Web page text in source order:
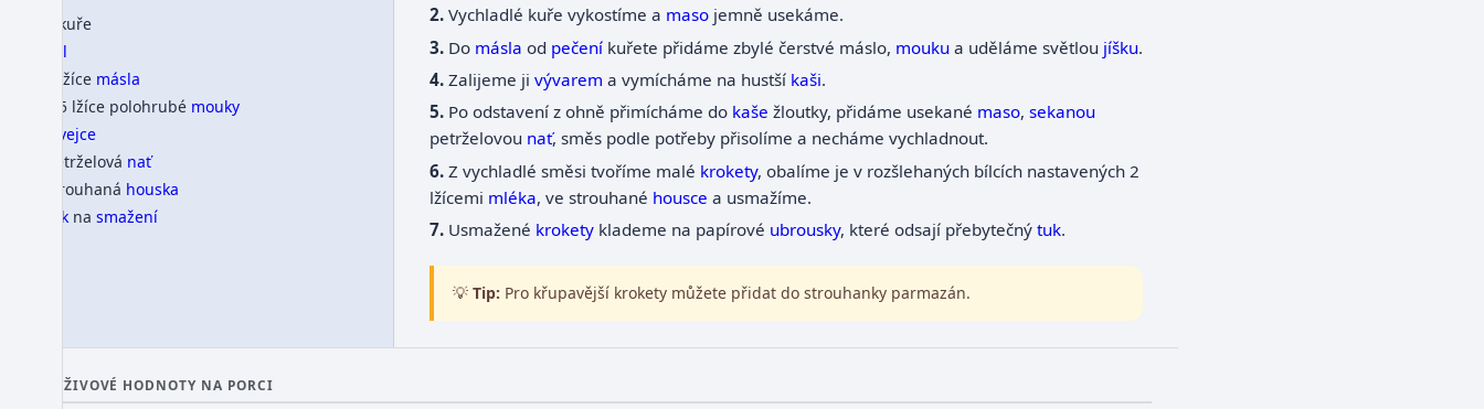
1 kuře
sůl
2 lžíce másla
1,5 lžíce polohrubé mouky
vejce
petrželová nať
strouhaná houska
tukna smažení
Vychladlé kuře vykostíme a masojemně usekáme.
Do másla od pečeníkuřete přidáme zbylé čerstvé máslo, mouku a uděláme světlou jíšku.
Zalijeme ji vývarem a vymícháme na hustší kaši.
Po odstavení z ohně přimícháme do kaše žloutky, přidáme usekané maso, sekanou
petrželovou nať, směs podle potřeby přisolíme a necháme vychladnout.
Z vychladlé směsi tvoříme malé krokety, obalíme je v rozšlehaných bílcích nastavených 2
lžícemi mléka, ve strouhané housce a usmažíme.
Usmažené kroketyklademe na papírové ubrousky, které odsají přebytečný tuk.
💡Tip: Pro křupavější krokety můžete přidat do strouhanky parmazán.
VÝŽIVOVÉ HODNOTY NA PORCI